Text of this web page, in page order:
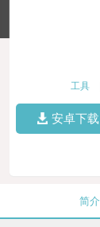
工具
安卓下载
简介